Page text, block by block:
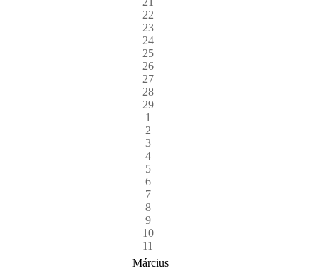
22
23
24
25
26
27
28
29
1
2
3
4
5
6
7
8
9
10
11
Március